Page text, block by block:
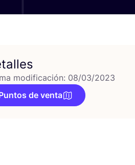
modificación: 08/03/2023
de venta